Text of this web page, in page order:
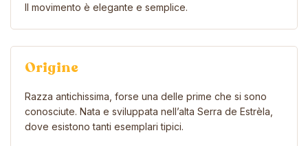
Il movimento è elegante e semplice.
Origine
Razza antichissima, forse una delle prime che si sono
conosciute. Nata e sviluppata nell’alta Serra de Estrèla,
dove esistono tanti esemplari tipici.